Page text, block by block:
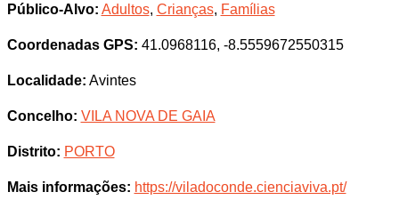
Público-Alvo: Adultos, Crianças, Famílias
Coordenadas GPS: 41.0968116, -8.5559672550315
Localidade: Avintes
Concelho: VILA NOVA DE GAIA
Distrito: PORTO
Mais informações: https://viladoconde.cienciaviva.pt/